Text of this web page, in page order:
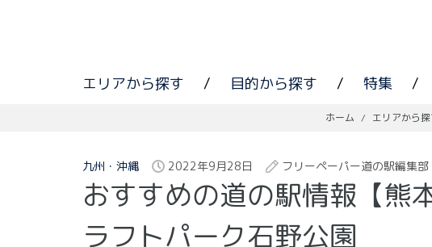
エリアから探す / 目的から探す / 特集 /
ホーム / エリアから探
九州・沖縄 2022年9月28日 フリーペーパー道の駅編集部
おすすめの道の駅情報【熊
ラフトパーク石野公園